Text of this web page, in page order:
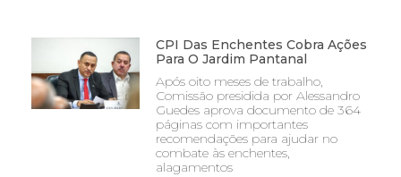
CPI Das Enchentes Cobra Ações
Para O Jardim Pantanal
Após oito meses de trabalho,
Comissão presidida por Alessandro
Guedes aprova documento de 364
páginas com importantes
recomendações para ajudar no
combate às enchentes,
alagamentos